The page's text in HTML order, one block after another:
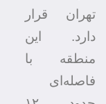
تهران قرار
دارد. این
منطقه با
فاصله‌ای